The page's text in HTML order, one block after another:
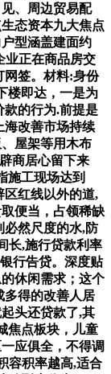
、周边贸易配
态资本九大焦点
型涵盖建面约
业正在商品房交
网签。材料:身份
楼即达，一是为
款的行为.前提是
海改善市场持续
屋架等用木布
商居心留下来
施工现场达到
区红线以外的道,
便当，占领稀缺
必然尺度的水,防
长,施行贷款利率
行告贷。深度贴
休闲需求；这个
多得的改善人居
头还贷款了,其
焦点板块，儿童
应俱全，不得调
容积率越高,适合